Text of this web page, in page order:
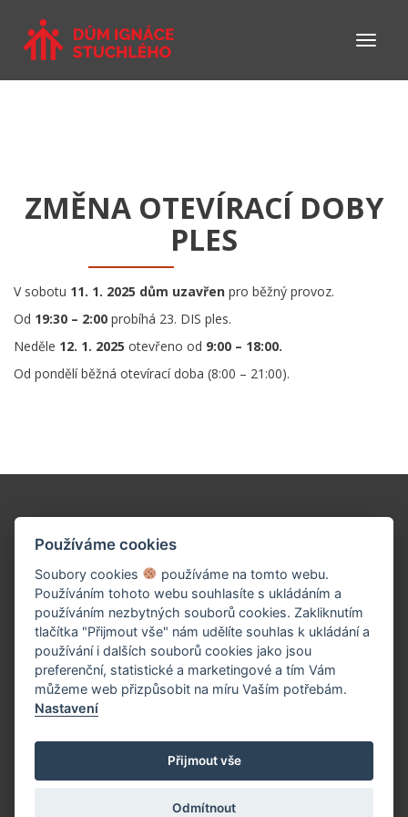
ZMĚNA OTEVÍRACÍ DOBY
PLES
V sobotu 11. 1. 2025 dům uzavřen pro běžný provoz.
Od 19:30 – 2:00 probíhá 23. DIS ples.
Neděle 12. 1. 2025 otevřeno od 9:00 – 18:00.
Od pondělí běžná otevírací doba (8:00 – 21:00).
Podpořte naše dílo!
PŘISPĚT TEĎ
Používáme cookies
Soubory cookies
používáme na tomto webu.
Používáním tohoto webu souhlasíte s ukládáním a
používáním nezbytných souborů cookies. Zakliknutím
tlačítka "Přijmout vše" nám udělíte souhlas k ukládání a
používání i dalších souborů cookies jako jsou
preferenční, statistické a marketingové a tím Vám
můžeme web přizpůsobit na míru Vaším potřebám.
Nastavení
Přijmout vše
Odmítnout